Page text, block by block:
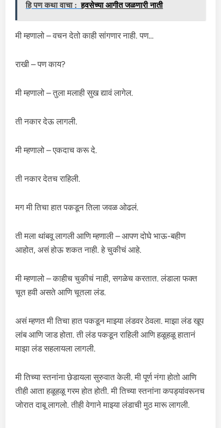
हि पण कथा वाचा : हवसेच्या आगीत जळणारी नाती
मी म्हणालो – वचन देतो काही सांगणार नाही. पण…
राखी – पण काय?
मी म्हणालो – तुला मलाही सुख द्यावं लागेल.
ती नकार देऊ लागली.
मी म्हणालो – एकदाच करू दे.
ती नकार देतच राहिली.
मग मी तिचा हात पकडून तिला जवळ ओढलं.
ती मला थांबवू लागली आणि म्हणाली – आपण दोघे भाऊ-बहीण
आहोत, असं होऊ शकत नाही. हे चुकीचं आहे.
मी म्हणालो – काहीच चुकीचं नाही, सगळेच करतात. लंडाला फक्त
चूत हवी असते आणि चूतला लंड.
असं म्हणत मी तिचा हात पकडून माझ्या लंडवर ठेवला. माझा लंड खूप
लांब आणि जाड होता. ती लंड पकडून राहिली आणि हळूहळू हातानं
माझा लंड सहलायला लागली.
मी तिच्या स्तनांना छेडायला सुरुवात केली. मी पूर्ण नंगा होतो आणि
तीही आता हळूहळू गरम होत होती. मी तिच्या स्तनांना कपड्यांवरूनच
जोरात दाबू लागलो. तीही वेगाने माझ्या लंडाची मुठ मारू लागली.